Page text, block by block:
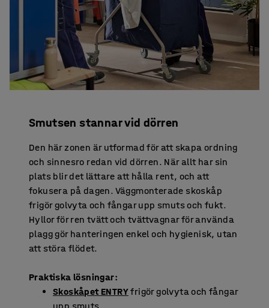
Smutsen stannar vid dörren
Den här zonen är utformad för att skapa ordning
och sinnesro redan vid dörren. När allt har sin
plats blir det lättare att hålla rent, och att
fokusera på dagen. Väggmonterade skoskåp
frigör golvyta och fångar upp smuts och fukt.
Hyllor för ren tvätt och tvättvagnar för använda
plagg gör hanteringen enkel och hygienisk, utan
att störa flödet.
Praktiska lösningar:
Skoskåpet ENTRYfrigör golvyta och fångar